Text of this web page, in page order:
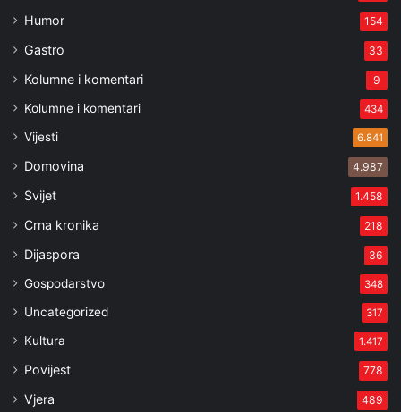
Humor 154
Gastro 33
Kolumne i komentari 9
Kolumne i komentari 434
Vijesti 6.841
Domovina 4.987
Svijet 1.458
Crna kronika 218
Dijaspora 36
Gospodarstvo 348
Uncategorized 317
Kultura 1.417
Povijest 778
Vjera 489